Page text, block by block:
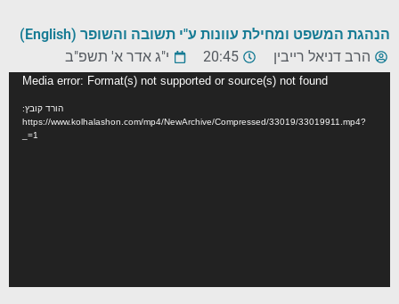
הנהגת המשפט ומחילת עוונות ע"י תשובה והשופר (English)
הרב דניאל רייבין
20:45
י"ג אדר א' תשפ"ב
Media error: Format(s) not supported or source(s) not found
הורד קובץ:
https://www.kolhalashon.com/mp4/NewArchive/Compressed/33019/33019911.mp4?
_=1